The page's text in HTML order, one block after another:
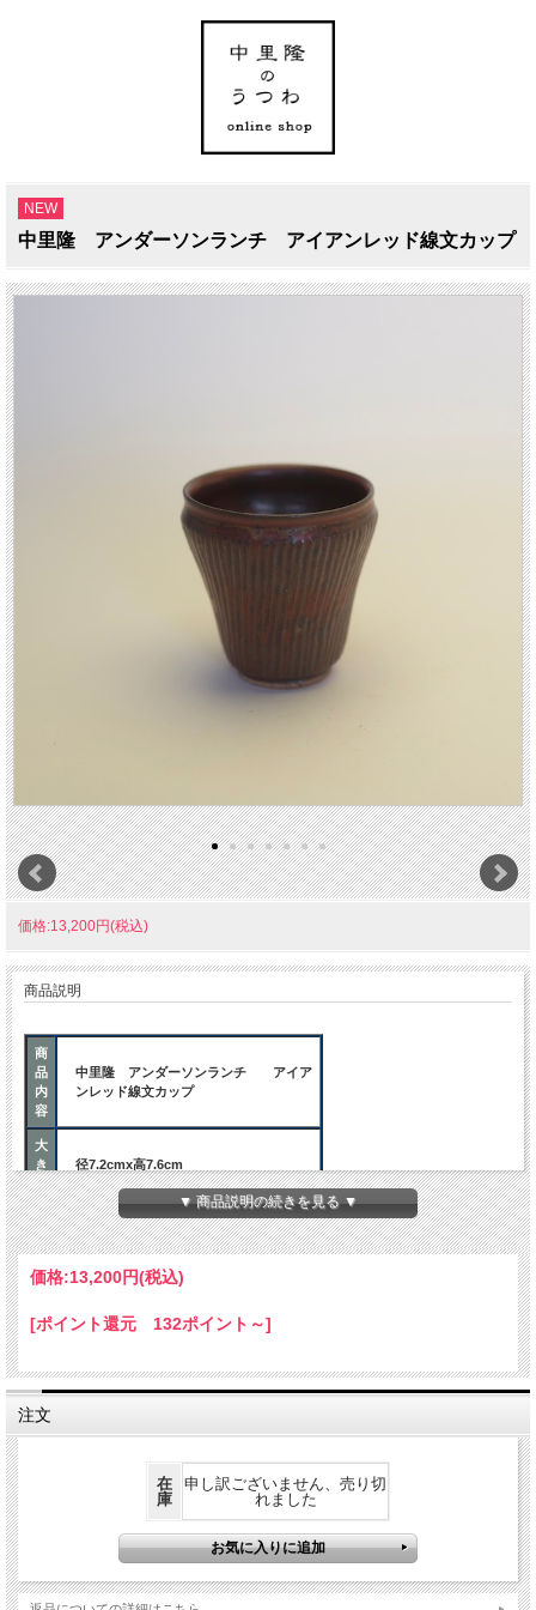
NEW
中里隆 アンダーソンランチ アイアンレッド線文カップ
価格:13,200円(税込)
商品説明
商
品
内
容
中里隆 アンダーソンランチ アイア
ンレッド線文カップ
大
き
さ
径7.2cmx高7.6cm
ご
意
ご注意事項
はじめにお使いになるときは、半日くら
使いください。
お使い頂く中で器の変わりようをお楽し
▼ 商品説明の続きを見る ▼
価格:13,200円(税込)
[ポイント還元 132ポイント～]
注文
在
庫
申し訳ございません、売り切
れました